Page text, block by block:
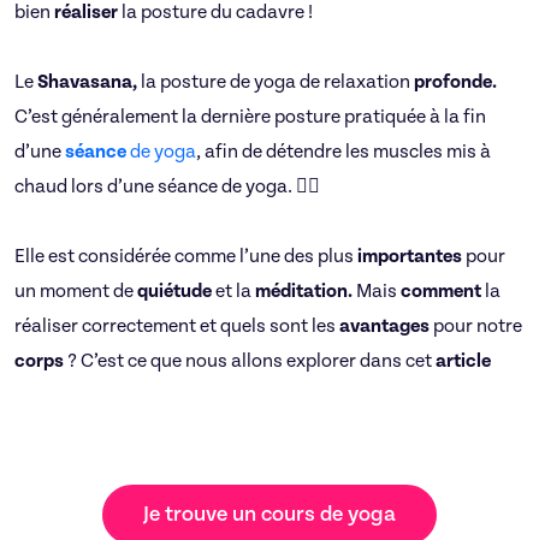
bien réaliser la posture du cadavre !
LeShavasana, la posture de yoga de relaxation profonde.
C’est généralement la dernière posture pratiquée à la fin
d’uneséancede yoga, afin de détendre les muscles mis à
chaud lors d’une séance de yoga. 🧘‍♀️
Elle est considérée comme l’une des plus importantes pour
un moment dequiétudeet laméditation. Mais comment la
réaliser correctement et quels sont les avantages pour notre
corps ? C’est ce que nous allons explorer dans cetarticle
Je trouve un cours de yoga